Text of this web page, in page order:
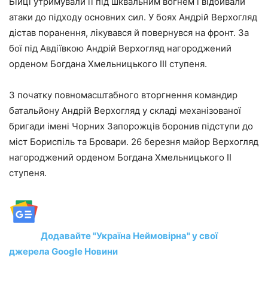
атаки до підходу основних сил. У боях Андрій Верхогляд
дістав поранення, лікувався й повернувся на фронт. За
бої під Авдіївкою Андрій Верхогляд нагороджений
орденом Богдана Хмельницького III ступеня.
З початку повномасштабного вторгнення командир
батальйону Андрій Верхогляд у складі механізованої
бригади імені Чорних Запорожців боронив підступи до
міст Бориспіль та Бровари. 26 березня майор Верхогляд
нагороджений орденом Богдана Хмельницького II
ступеня.
Додавайте "Україна Неймовірна" у свої
джерела Google Новини